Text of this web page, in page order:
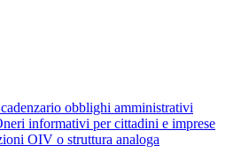
obblighi amministrativi
informativi per cittadini e imprese
OIV o struttura analoga